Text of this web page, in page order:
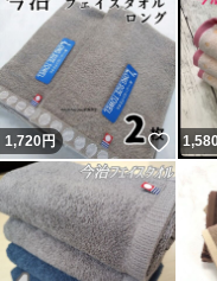
1,720円 い